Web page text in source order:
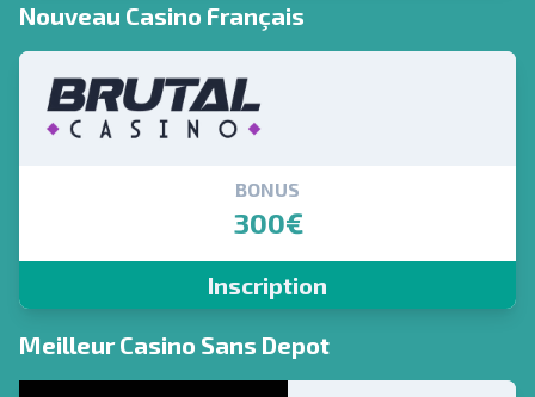
Nouveau Casino Français
BONUS
300€
Inscription
Meilleur Casino Sans Depot